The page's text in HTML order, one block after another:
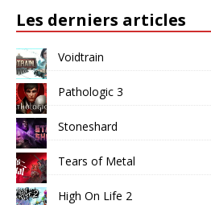
Les derniers articles
Voidtrain
Pathologic 3
Stoneshard
Tears of Metal
High On Life 2